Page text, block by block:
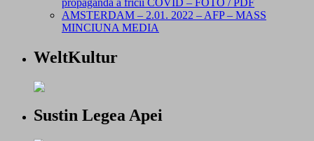
propagandă a fricii COVID – FOTO / PDF
AMSTERDAM – 2.01. 2022 – AFP – MASS
MINCIUNA MEDIA
WeltKultur
Sustin Legea Apei